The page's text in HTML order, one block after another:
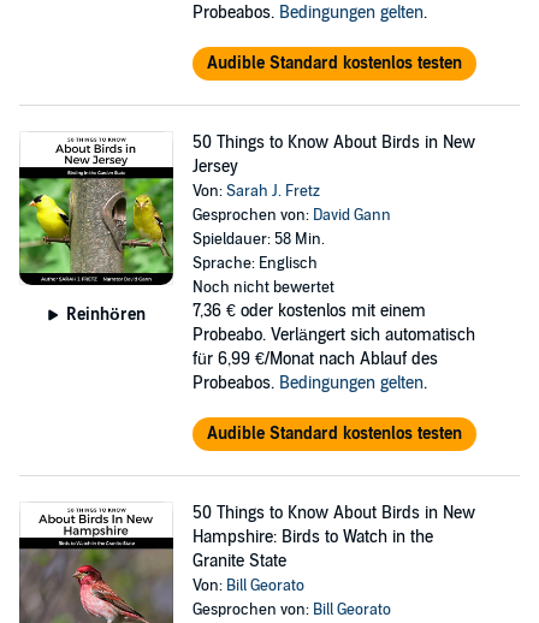
Probeabos. Bedingungen gelten.
Audible Standard kostenlos testen
Reinhören
50 Things to Know About Birds in New
Jersey
Von:Sarah J. Fretz
Gesprochen von: David Gann
Spieldauer: 58 Min.
Sprache: Englisch
Noch nicht bewertet
7,36 € oder kostenlos mit einem
Probeabo. Verlängert sich automatisch
für 6,99 €/Monat nach Ablauf des
Probeabos. Bedingungen gelten.
Audible Standard kostenlos testen
50 Things to Know About Birds in New
Hampshire: Birds to Watch in the
Granite State
Von: Bill Georato
Gesprochen von: Bill Georato